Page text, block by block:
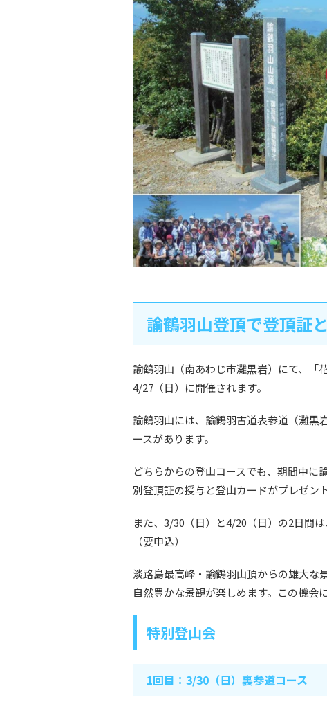
諭鶴羽山登頂で登頂証
諭鶴羽山（南あわじ市灘黒岩）にて、「
4/27（日）に開催されます。
諭鶴羽山には、諭鶴羽古道表参道（灘黒
ースがあります。
どちらからの登山コースでも、期間中に
別登頂証の授与と登山カードがプレゼン
また、3/30（日）と4/20（日）の2日間
（要申込）
淡路島最高峰・諭鶴羽山頂からの雄大な
自然豊かな景観が楽しめます。この機会
特別登山会
1回目：3/30（日）裏参道コース